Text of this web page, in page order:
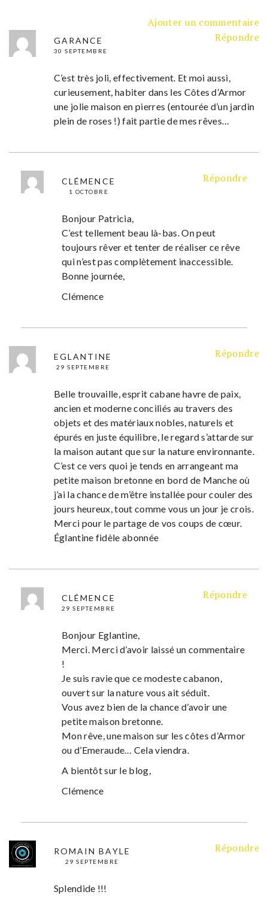
Ajouter un commentaire
GARANCE
30 SEPTEMBRE
Répondre
C’est très joli, effectivement. Et moi aussi,
curieusement, habiter dans les Côtes d’Armor
une jolie maison en pierres (entourée d’un jardin
plein de roses !) fait partie de mes rêves…
CLÉMENCE
1 OCTOBRE
Répondre
Bonjour Patricia,
C’est tellement beau là-bas. On peut
toujours rêver et tenter de réaliser ce rêve
qui n’est pas complètement inaccessible.
Bonne journée,
Clémence
EGLANTINE
29 SEPTEMBRE
Répondre
Belle trouvaille, esprit cabane havre de paix,
ancien et moderne conciliés au travers des
objets et des matériaux nobles, naturels et
épurés en juste équilibre, le regard s’attarde sur
la maison autant que sur la nature environnante.
C’est ce vers quoi je tends en arrangeant ma
petite maison bretonne en bord de Manche où
j’ai la chance de m’être installée pour couler des
jours heureux, tout comme vous un jour je crois.
Merci pour le partage de vos coups de cœur.
Églantine fidèle abonnée
CLÉMENCE
29 SEPTEMBRE
Répondre
Bonjour Eglantine,
Merci. Merci d’avoir laissé un commentaire
!
Je suis ravie que ce modeste cabanon,
ouvert sur la nature vous ait séduit.
Vous avez bien de la chance d’avoir une
petite maison bretonne.
Mon rêve, une maison sur les côtes d’Armor
ou d’Emeraude… Cela viendra.
A bientôt sur le blog,
Clémence
ROMAIN BAYLE
29 SEPTEMBRE
Répondre
Splendide !!!